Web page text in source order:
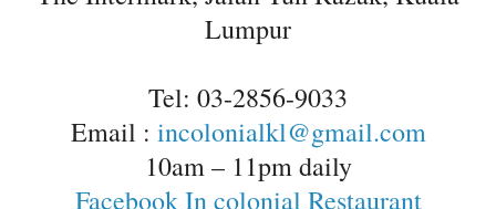
Lumpur
Tel: 03-2856-9033
Email : incolonialkl@gmail.com
10am – 11pm daily
Facebook In colonial Restaurant